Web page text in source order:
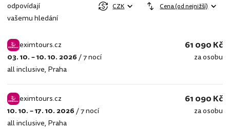
odpovídají
vašemu hledání
CZK Cena (od nejnižší)
eximtours.cz
eximtours.cz
03. 10. – 10. 10. 2026/7 nocí
all inclusive, Praha
61 090 Kč
za osobu
eximtours.cz
eximtours.cz
10. 10. – 17. 10. 2026/7 nocí
all inclusive, Praha
61 090 Kč
za osobu